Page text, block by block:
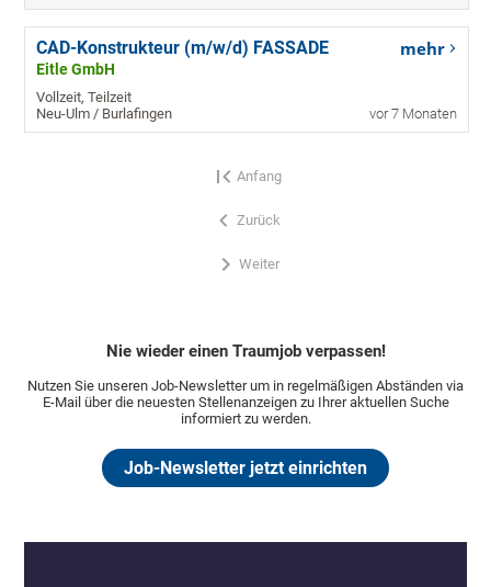
CAD-Konstrukteur (m/w/d) FASSADE
Eitle GmbH
Vollzeit, Teilzeit
Neu-Ulm / Burlafingen
mehr
vor 7 Monaten
Anfang
Zurück
Weiter
Nie wieder einen Traumjob verpassen!
Nutzen Sie unseren Job-Newsletter um in regelmäßigen Abständen via
E-Mail über die neuesten Stellenanzeigen zu Ihrer aktuellen Suche
informiert zu werden.
Job-Newsletter jetzt einrichten